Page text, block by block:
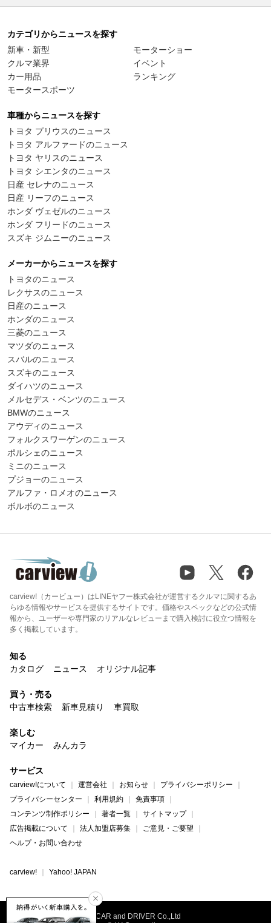
カテゴリからニュースを探す
新車・新型
クルマ業界
カー用品
モータースポーツ
モーターショー
イベント
ランキング
車種からニュースを探す
トヨタ プリウスのニュース
トヨタ アルファードのニュース
トヨタ ヤリスのニュース
トヨタ シエンタのニュース
日産 セレナのニュース
日産 リーフのニュース
ホンダ ヴェゼルのニュース
ホンダ フリードのニュース
スズキ ジムニーのニュース
メーカーからニュースを探す
トヨタのニュース
レクサスのニュース
日産のニュース
ホンダのニュース
三菱のニュース
マツダのニュース
スバルのニュース
スズキのニュース
ダイハツのニュース
メルセデス・ベンツのニュース
BMWのニュース
アウディのニュース
フォルクスワーゲンのニュース
ポルシェのニュース
ミニのニュース
プジョーのニュース
アルファ・ロメオのニュース
ボルボのニュース
carview!（カービュー）はLINEヤフー株式会社が運営するクルマに関するあ
らゆる情報やサービスを提供するサイトです。価格やスペックなどの公式情
報から、ユーザーや専門家のリアルなレビューまで購入検討に役立つ情報を
多く掲載しています。
知る
カタログ
ニュース オリジナル記事
買う・売る
中古車検索
新車見積り 車買取
楽しむ
マイカー
みんカラ
サービス
carview!について 運営会社 お知らせ
プライバシーポリシー
プライバシーセンター
利用規約
免責事項
コンテンツ制作ポリシー
著者一覧
サイトマップ
広告掲載について
法人加盟店募集
ご意見・ご要望
ヘルプ・お問い合わせ
carview! Yahoo! JAPAN
©CAR and DRIVER Co.,Ltd